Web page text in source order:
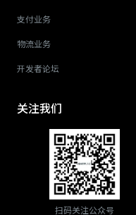
支付业务
物流业务
开发者论坛
关注我们
扫码关注公众号